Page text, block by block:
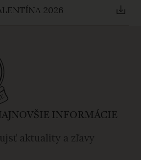
2026
INFORMÁCIE
aktuality a zľavy